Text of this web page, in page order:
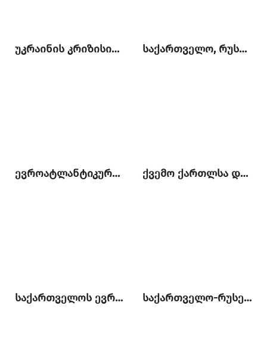
უკრაინის კრიზისის კონტექსტუალიზაცია ქართულ პოლიტიკაში საქართველო, რუსეთი და ჩრდილოეთ კავკასია: ოპტიმალური პოლიტიკის ძიებაში
ევროატლანტიკური სკეპტიციზმი ქართულ საზოგადოებრივ-პოლიტიკურ სივრცეში ქვემო ქართლსა და სამცხე-ჯავახეთში არსებული პრობლემები და ადგილობრივი მოსახლეობის საგარეო პოლიტიკური პრეფერენციები
საქართველოს ევროპული ინტეგრაციის დღის წესრიგი და რუსეთთან ურთიერთობების ნორმალიზაციის პროცესი საქართველო-რუსეთი: გამყოფ ხაზზე მიმდინარე მოვლენების პოლიტიკური, სამართლებრივი და ჰუმანიტარული განზომილება